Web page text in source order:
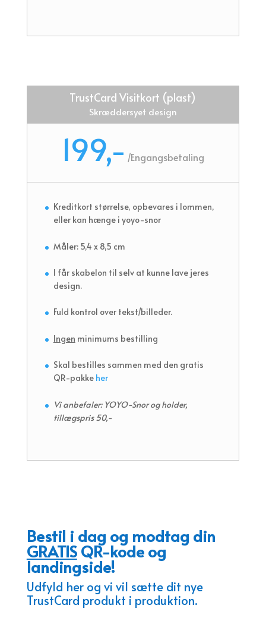
TrustCard Visitkort (plast)
Skræddersyet design
199,- /Engangsbetaling
Kreditkort størrelse, opbevares i lommen,
eller kan hænge i yoyo-snor
Måler: 5,4 x 8,5 cm
I får skabelon til selv at kunne lave jeres
design.
Fuld kontrol over tekst/billeder.
Ingen minimums bestilling
Skal bestilles sammen med den gratis
QR-pakke her
Vi anbefaler: YOYO-Snor og holder,
tillægspris 50,-
Bestil i dag og modtag din
GRATISQR-kode og
landingside!
Udfyld her og vi vil sætte dit nye
TrustCard produkt i produktion.